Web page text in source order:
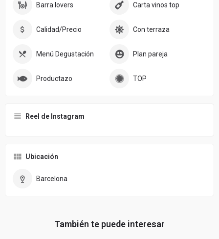
Barra lovers Carta vinos top
Calidad/Precio Con terraza
Menú Degustación Plan pareja
Productazo TOP
Reel de Instagram
Ubicación
Barcelona
También te puede interesar